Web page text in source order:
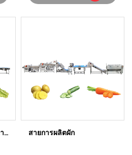
สายการผลิตผักใบเขียวขนาดกลาง สายการผลิตผัก